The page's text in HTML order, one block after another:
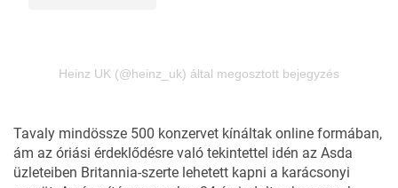
Heinz UK (@heinz_uk) által megosztott bejegyzés
Tavaly mindössze 500 konzervet kínáltak online formában,
ám az óriási érdeklődésre való tekintettel idén az Asda
üzleteiben Britannia-szerte lehetett kapni a karácsonyi